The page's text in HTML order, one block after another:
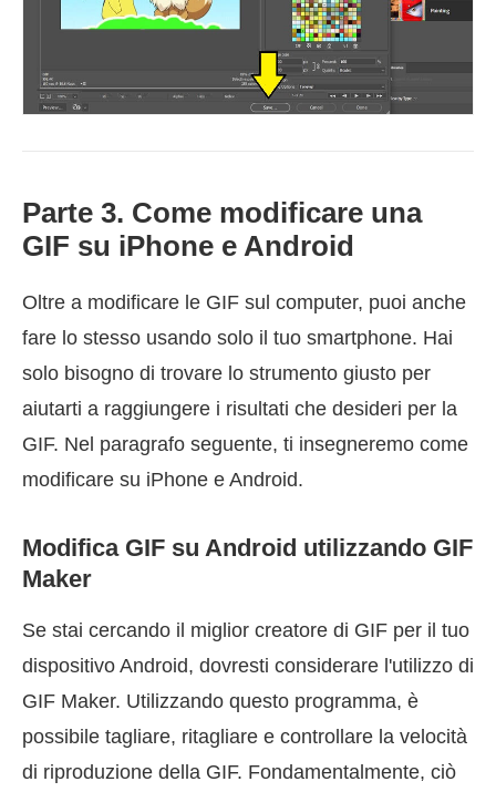
Parte 3. Come modificare una
GIF su iPhone e Android
Oltre a modificare le GIF sul computer, puoi anche
fare lo stesso usando solo il tuo smartphone. Hai
solo bisogno di trovare lo strumento giusto per
aiutarti a raggiungere i risultati che desideri per la
GIF. Nel paragrafo seguente, ti insegneremo come
modificare su iPhone e Android.
Modifica GIF su Android utilizzando GIF
Maker
Se stai cercando il miglior creatore di GIF per il tuo
dispositivo Android, dovresti considerare l'utilizzo di
GIF Maker. Utilizzando questo programma, è
possibile tagliare, ritagliare e controllare la velocità
di riproduzione della GIF. Fondamentalmente, ciò